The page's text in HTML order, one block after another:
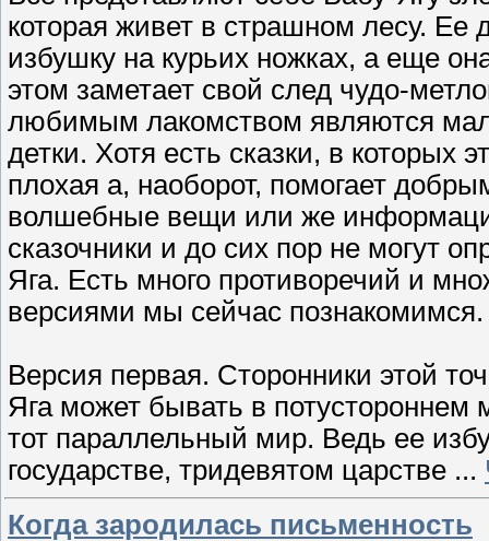
которая живет в страшном лесу. Ее
избушку на курьих ножках, а еще
этом заметает свой след чудо-
любимым лакомством являются
детки. Хотя есть сказки, в которых
плохая а, наоборот, помогает
волшебные вещи или же
сказочники и до сих пор не могут
Яга. Есть много противоречий и
версиями мы сейчас познакомимся.
Версия первая. Сторонники этой
Яга может бывать в потустороннем
тот параллельный мир. Ведь ее
государстве, тридевятом царстве ...
Когда зародилась письменность